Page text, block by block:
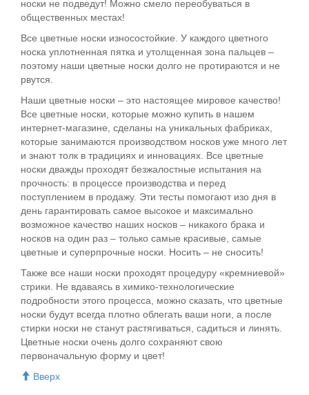
носки не подведут! Можно смело переобуваться в
общественных местах!
Все цветные носки износостойкие. У каждого цветного
носка уплотненная пятка и утолщенная зона пальцев –
поэтому наши цветные носки долго не протираются и не
рвутся.
Наши цветные носки – это настоящее мировое качество!
Все цветные носки, которые можно купить в нашем
интернет-магазине, сделаны на уникальных фабриках,
которые занимаются производством носков уже много лет
и знают толк в традициях и инновациях. Все цветные
носки дважды проходят безжалостные испытания на
прочность: в процессе производства и перед
поступлением в продажу. Эти тесты помогают изо дня в
день гарантировать самое высокое и максимально
возможное качество наших носков – никакого брака и
носков на один раз – только самые красивые, самые
цветные и суперпрочные носки. Носить – не сносить!
Также все наши носки проходят процедуру «кремниевой»
стрики. Не вдаваясь в химико-технологические
подробности этого процесса, можно сказать, что цветные
носки будут всегда плотно облегать ваши ноги, а после
стирки носки не станут растягиваться, садиться и линять.
Цветные носки очень долго сохраняют свою
первоначальную форму и цвет!
Вверх